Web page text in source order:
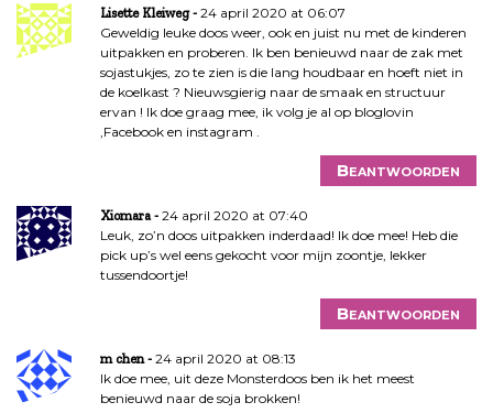
Lisette Kleiweg
24 april 2020 at 06:07
Geweldig leuke doos weer, ook en juist nu met de kinderen
uitpakken en proberen. Ik ben benieuwd naar de zak met
sojastukjes, zo te zien is die lang houdbaar en hoeft niet in
de koelkast ? Nieuwsgierig naar de smaak en structuur
ervan ! Ik doe graag mee, ik volg je al op bloglovin
,Facebook en instagram .
Beantwoorden
Xiomara
24 april 2020 at 07:40
Leuk, zo’n doos uitpakken inderdaad! Ik doe mee! Heb die
pick up’s wel eens gekocht voor mijn zoontje, lekker
tussendoortje!
Beantwoorden
m chen
24 april 2020 at 08:13
Ik doe mee, uit deze Monsterdoos ben ik het meest
benieuwd naar de soja brokken!